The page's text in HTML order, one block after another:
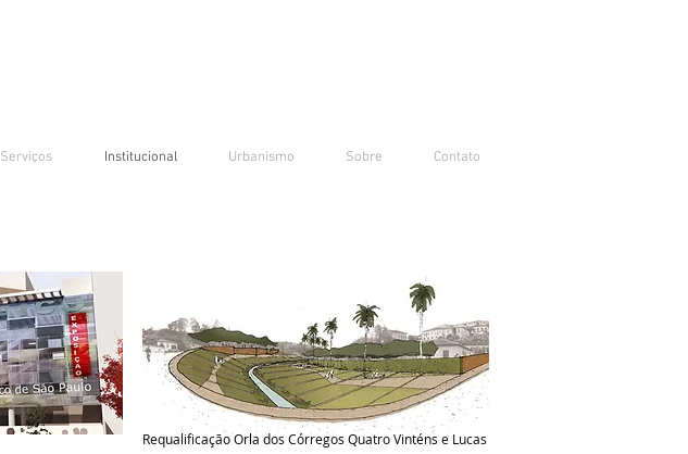
Serviços Institucional Urbanismo Sobre Contato
Requalificação Orla dos Córregos Quatro Vinténs e Lucas